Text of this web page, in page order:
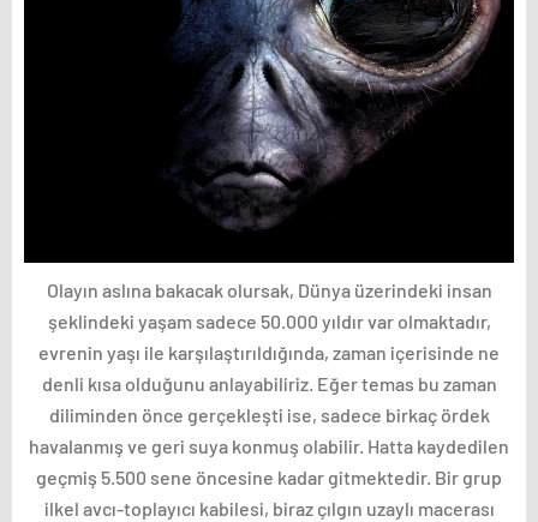
Olayın aslına bakacak olursak, Dünya üzerindeki insan
şeklindeki yaşam sadece 50.000 yıldır var olmaktadır,
evrenin yaşı ile karşılaştırıldığında, zaman içerisinde ne
denli kısa olduğunu anlayabiliriz. Eğer temas bu zaman
diliminden önce gerçekleşti ise, sadece birkaç ördek
havalanmış ve geri suya konmuş olabilir. Hatta kaydedilen
geçmiş 5.500 sene öncesine kadar gitmektedir. Bir grup
ilkel avcı-toplayıcı kabilesi, biraz çılgın uzaylı macerası